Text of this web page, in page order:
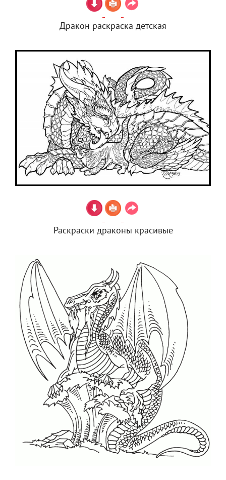
Дракон раскраска детская
Раскраски драконы красивые